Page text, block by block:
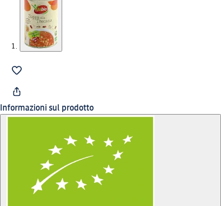
Informazioni sul prodotto